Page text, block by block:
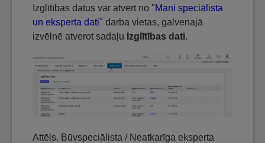
Izglītības datus var atvērt no "Mani speciālista
un eksperta dati" darba vietas, galvenajā
izvēlnē atverot sadaļu Izglītības dati.
Attēls. Būvspeciālista / Neatkarīga eksperta